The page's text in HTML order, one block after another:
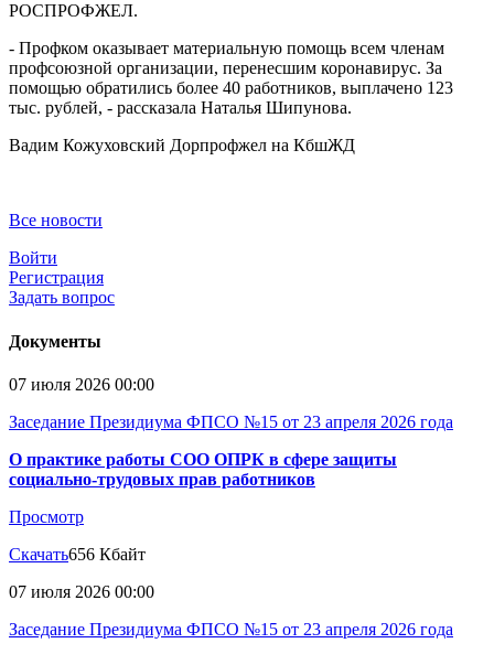
РОСПРОФЖЕЛ.
- Профком оказывает материальную помощь всем членам
профсоюзной организации, перенесшим коронавирус. За
помощью обратились более 40 работников, выплачено 123
тыс. рублей, - рассказала Наталья Шипунова.
Вадим Кожуховский Дорпрофжел на КбшЖД
Все новости
Войти
Регистрация
Задать вопрос
Документы
07 июля 2026 00:00
Заседание Президиума ФПСО №15 от 23 апреля 2026 года
О практике работы СОО ОПРК в сфере защиты
социально-трудовых прав работников
Просмотр
Скачать656 Кбайт
07 июля 2026 00:00
Заседание Президиума ФПСО №15 от 23 апреля 2026 года